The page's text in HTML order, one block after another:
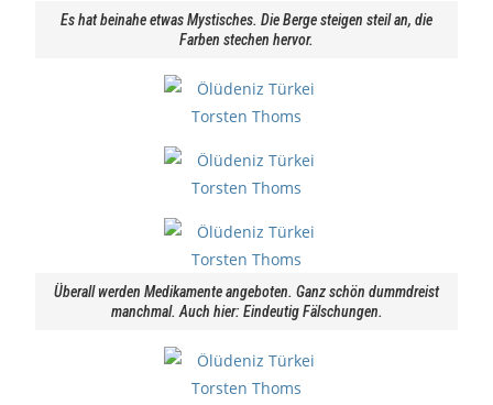
Es hat beinahe etwas Mystisches. Die Berge steigen steil an, die
Farben stechen hervor.
Überall werden Medikamente angeboten. Ganz schön dummdreist
manchmal. Auch hier: Eindeutig Fälschungen.